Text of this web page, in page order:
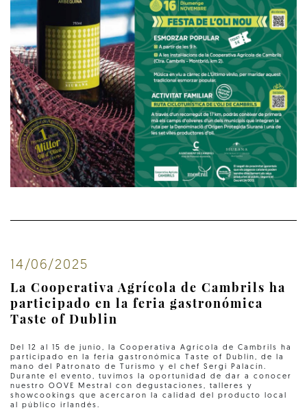
14/06/2025
La Cooperativa Agrícola de Cambrils ha
participado en la feria gastronómica
Taste of Dublin
Del 12 al 15 de junio, la Cooperativa Agrícola de Cambrils ha
participado en la feria gastronómica Taste of Dublin, de la
mano del Patronato de Turismo y el chef Sergi Palacín.
Durante el evento, tuvimos la oportunidad de dar a conocer
nuestro OOVE Mestral con degustaciones, talleres y
showcookings que acercaron la calidad del producto local
al público irlandés.